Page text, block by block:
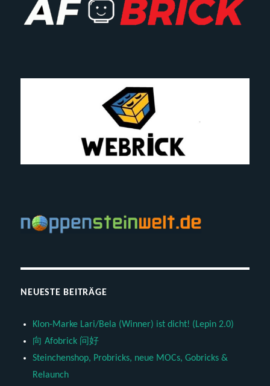
NEUESTE BEITRÄGE
Klon-Marke Lari/Bela (Winner) ist dicht! (Lepin 2.0)
向 Afobrick 问好
Steinchenshop, Probricks, neue MOCs, Gobricks &
Relaunch